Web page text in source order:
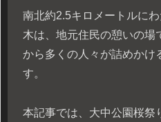
南北約2.5キロメートルに
木は、地元住民の憩いの場
から多くの人々が詰めかけ
す。
本記事では、大中公園桜祭